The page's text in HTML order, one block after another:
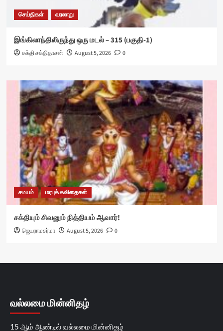
செய்திகள் வரலாறு
இங்கிலாந்திலிருந்து ஒரு மடல் – 315 (பகுதி-1)
சக்தி சக்திதாசன் August 5, 2026 0
சமயம் மரபுக் கவிதைகள்
சக்தியும் சிவனும் நித்தியம் ஆவார்!
ஜெயராமசர்மா August 5, 2026 0
வல்லமை மின்னிதழ்
15 ஆம் ஆண்டில் வல்லமை மின்னிதழ்